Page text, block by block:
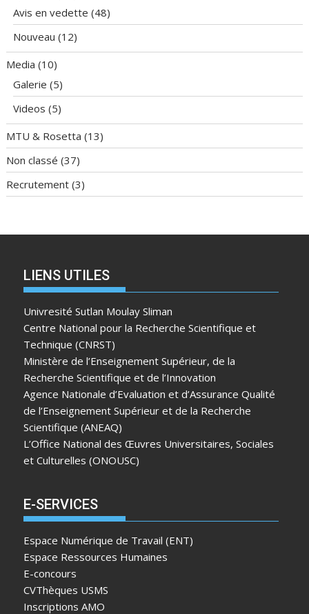
Avis en vedette (48)
Nouveau (12)
Media (10)
Galerie (5)
Videos (5)
MTU & Rosetta (13)
Non classé (37)
Recrutement (3)
LIENS UTILES
Univresité Sutlan Moulay Sliman
Centre National pour la Recherche Scientifique et
Technique (CNRST)
Ministère de l’Enseignement Supérieur, de la
Recherche Scientifique et de l’Innovation
Agence Nationale d’Evaluation et d’Assurance Qualité
de l’Enseignement Supérieur et de la Recherche
Scientifique (ANEAQ)
L’Office National des Œuvres Universitaires, Sociales
et Culturelles (ONOUSC)
E-SERVICES
Espace Numérique de Travail (ENT)
Espace Ressources Humaines
E-concours
CVThèques USMS
Inscriptions AMO